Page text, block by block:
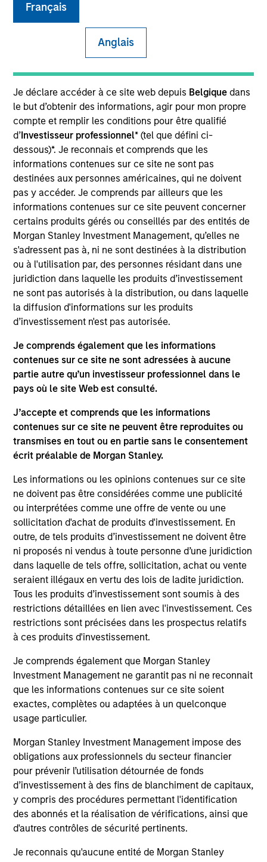
Français
Anglais
Je déclare accéder à ce site web depuis Belgique dans
le but d’obtenir des informations, agir pour mon propre
compte et remplir les conditions pour être qualifié
d’Investisseur professionnel* (tel que défini ci-
dessous)*. Je reconnais et comprends que les
informations contenues sur ce site ne sont pas
destinées aux personnes américaines, qui ne doivent
pas y accéder. Je comprends par ailleurs que les
informations contenues sur ce site peuvent concerner
certains produits gérés ou conseillés par des entités de
Morgan Stanley Investment Management, qu’elles ne
s'adressent pas à, ni ne sont destinées à la distribution
ou à l'utilisation par, des personnes résidant dans une
juridiction dans laquelle les produits d’investissement
ne sont pas autorisés à la distribution, ou dans laquelle
la diffusion d'informations sur les produits
d’investissement n'est pas autorisée.
Je comprends également que les informations
contenues sur ce site ne sont adressées à aucune
partie autre qu’un investisseur professionnel dans le
pays où le site Web est consulté.
J’accepte et comprends que les informations
contenues sur ce site ne peuvent être reproduites ou
transmises en tout ou en partie sans le consentement
écrit préalable de Morgan Stanley.
Les informations ou les opinions contenues sur ce site
ne doivent pas être considérées comme une publicité
ou interprétées comme une offre de vente ou une
sollicitation d'achat de produits d'investissement. En
outre, de tels produits d’investissement ne doivent être
ni proposés ni vendus à toute personne d’une juridiction
dans laquelle de tels offre, sollicitation, achat ou vente
seraient illégaux en vertu des lois de ladite juridiction.
Tous les produits d’investissement sont soumis à des
restrictions détaillées en lien avec l'investissement. Ces
restrictions sont précisées dans les prospectus relatifs
à ces produits d'investissement.
Je comprends également que Morgan Stanley
Investment Management ne garantit pas ni ne reconnait
que les informations contenues sur ce site soient
exactes, complètes ou adaptées à un quelconque
usage particulier.
Morgan Stanley Investment Management impose des
obligations aux professionnels du secteur financier
pour prévenir l’utilisation détournée de fonds
d’investissement à des fins de blanchiment de capitaux,
y compris des procédures permettant l'identification
des abonnés et la réalisation de vérifications, ainsi que
d'autres contrôles de sécurité pertinents.
Je reconnais qu'aucune entité de Morgan Stanley
Portfolio Solutions Group
Management, based in New York. She has 19 years
of industry experience. As COO, Victoria manages
PSG’s Investment Support and Client Engagement
teams. She oversees all strategic business
initiatives, new product development, structuring
requirements, and the management of the day-to-
day operations of the global investment team.
Prior to joining Investment Management in 2010,
Victoria was an associate in Morgan Stanley Smith
Barney's International Wealth Management Group,
where her responsibilities included trade execution,
portfolio analysis, external manager selection and
research coverage. Victoria received a B.A., magna
cum laude, from Brandeis University and a JD from
the Benjamin N. Cardozo School of Law. Victoria
also serves as a Director on the Ceres Managed
Portfolio Solutions Group
Global Balanced Income Strategy
Invests across global asset classes, aiming
enhancing returns from tactical positioning,
seeking to deliver attractive returns, a
stable income and a measure of downside
protection in volatile markets.
Global Balanced Risk Control Strategy:
Total Portfolio Risk Control
Invests across global asset classes, aiming
to manage total portfolio risk while
enhancing returns from tactical positioning
and seeking to deliver attractive returns and
downside protection in volatile markets. The
Strategy can be customised to client-
specified risk levels, with a range of
instruments for implementation of asset
class exposures including direct securities,
active funds and ETFs.
Global Balanced Risk Control Strategy:
Fixed Weight Benchmark
Invests across global asset classes, aiming
weight benchmark while enhancing returns